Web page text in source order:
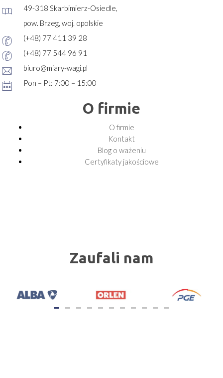
49-318 Skarbimierz-Osiedle,
pow. Brzeg, woj. opolskie
(+48) 77 411 39 28
(+48) 77 544 96 91
biuro@miary-wagi.pl
Pon – Pt: 7:00 – 15:00
O firmie
O firmie
Kontakt
Blog o ważeniu
Certyfikaty jakościowe
Zaufali nam